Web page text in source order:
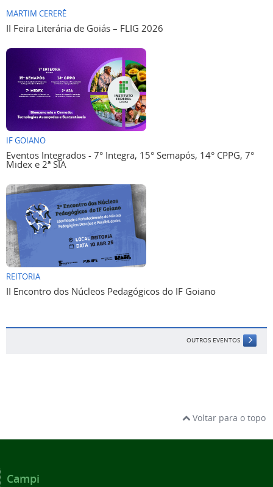
MARTIM CERERÊ
II Feira Literária de Goiás – FLIG 2026
IF GOIANO
Eventos Integrados - 7° Integra, 15° Semapós, 14° CPPG, 7°
Midex e 2ª SIA
REITORIA
II Encontro dos Núcleos Pedagógicos do IF Goiano
OUTROS EVENTOS
Voltar para o topo
Campi